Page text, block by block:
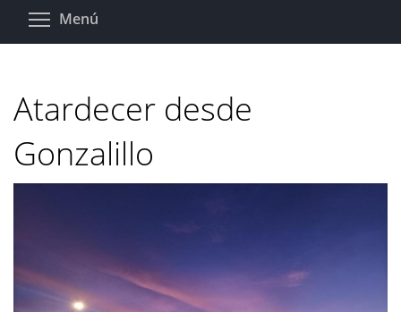
Pasar
Menú
Atardecer desde
Gonzalillo